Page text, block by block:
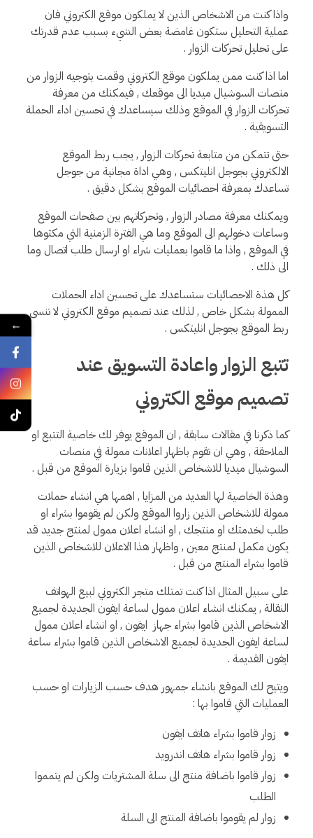
واذا كنت من الاشخاص الذين لا يملكون موقع الكتروني فان
عملية التحليل ستكون غامضة بعض الشيء بسبب عدم قدرتك
على تحليل تحركات الزوار .
اما اذا كنت ممن يملكون موقع الكتروني وقمت بتوجيه الزوار من
منصات السوشيال ميديا الى موقعك , فيمكنك من معرفة
تحركات الزوار في الموقع وذلك سيساعدك في تحسين اداء الحملة
التسويقية .
حتى تتمكن من متابعة تحركات الزوار , يجب ربط الموقع
الالكتروني بجوجل انليتكس , وهي اداة مجانية من جوجل
تساعدك بمعرفة احصائيات الموقع بشكل دقيق .
ويمكنك معرفة مصادر الزوار , وتحركاتهم بين صفحات الموقع
وساعات دخولهم الى الموقع وما هي الفترة الزمنية التي مكثوها
في الموقع , واذا ما قاموا بعمليات شراء او ارسال طلب اتصال وما
الى ذلك .
كل هذة الاحصائيات ستساعدك على تحسين اداء الحملات
الممولة بشكل خاص , لذلك عند تصميم موقع الكتروني لا تنسى
ربط الموقع بجوجل انليتكس .
تتبع الزوار واعادة التسويق عند
تصميم موقع الكتروني
كما ذكرنا في مقالات سابقة , ان الموقع يوفر لك خاصية التتبع او
الملاحقة , وهي ان تقوم باظهار اعلانات ممولة في منصات
السوشيال ميديا للاشخاص الذين قاموا بزيارة الموقع من قبل .
وهذة الخاصية لها العديد من المزايا , اهمها هي انشاء حملات
ممولة للاشخاص الذين زاروا الموقع ولكن لم يقوموا بشراء او
طلب لخدمتك او منتجك , او انشاء اعلان ممول لمنتج جديد قد
يكون مكمل لمنتج معين , واظهار هذا الاعلان للاشخاص الذين
قاموا بشراء المنتج من قبل .
على سبيل المثال اذا كنت تمتلك متجر الكتروني لبيع الهواتف
النقالة , يمكنك انشاء اعلان ممول لساعة ايفون الجديدة لجميع
الاشخاص الذين قاموا بشراء جهاز ايفون , او انشاء اعلان ممول
لساعة ايفون الجديدة لجميع الاشخاص الذين قاموا بشراء ساعة
ايفون القديمة .
ويتيح لك الموقع بانشاء جمهور هدف حسب الزيارات او حسب
العمليات التي قاموا بها :
زوار قاموا بشراء هاتف ايفون
زوار قاموا بشراء هاتف اندرويد
زوار قاموا باضافة منتج الى سلة المشتريات ولكن لم يتمموا
الطلب
زوار لم يقوموا باضافة المنتج الى السلة
←